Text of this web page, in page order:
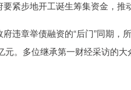
紧步地开工诞生筹集资金，推
违章举债融资的“后门”同期，
。多位继承第一财经采访的